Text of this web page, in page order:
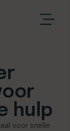
hulp
voor snelle